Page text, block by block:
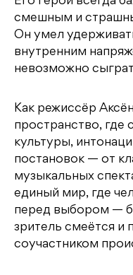
смешным и
Он умел
внутренним
невозможно
Как режиссёр
пространство,
культуры,
постановок — от
музыкальных
единый мир, где
перед выбором —
зритель смеётся и
соучастником